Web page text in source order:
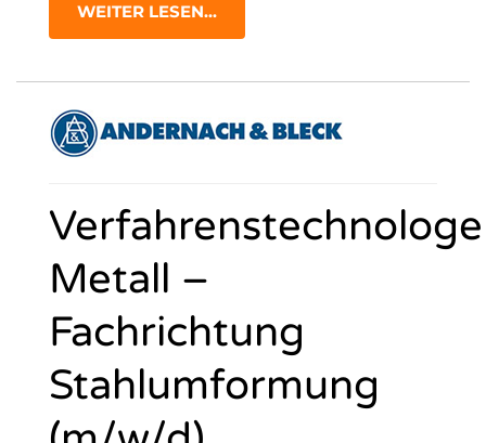
WEITER LESEN...
Verfahrenstechnologe
Metall –
Fachrichtung
Stahlumformung